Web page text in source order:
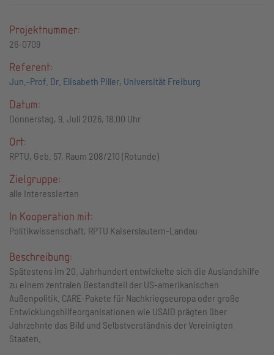
Projektnummer:
26-0709
Referent:
Jun.-Prof. Dr. Elisabeth Piller, Universität Freiburg
Datum:
Donnerstag, 9. Juli 2026, 18.00 Uhr
Ort:
RPTU, Geb. 57, Raum 208/210 (Rotunde)
Zielgruppe:
alle Interessierten
In Kooperation mit:
Politikwissenschaft, RPTU Kaiserslautern-Landau
Beschreibung:
Spätestens im 20. Jahrhundert entwickelte sich die Auslandshilfe
zu einem zentralen Bestandteil der US-amerikanischen
Außenpolitik. CARE-Pakete für Nachkriegseuropa oder große
Entwicklungshilfeorganisationen wie USAID prägten über
Jahrzehnte das Bild und Selbstverständnis der Vereinigten
Staaten.